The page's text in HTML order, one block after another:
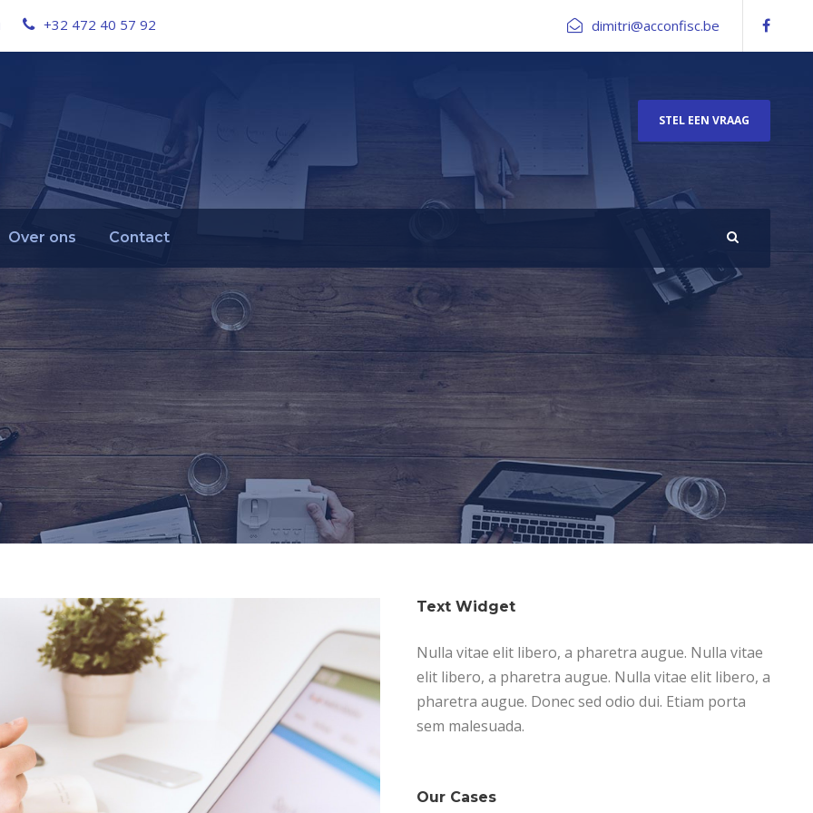
+32 472 40 57 92 dimitri@acconfisc.be
STEL EEN VRAAG
Over ons Contact
Text Widget
Nulla vitae elit libero, a pharetra augue. Nulla vitae
elit libero, a pharetra augue. Nulla vitae elit libero, a
pharetra augue. Donec sed odio dui. Etiam porta
sem malesuada.
Our Cases